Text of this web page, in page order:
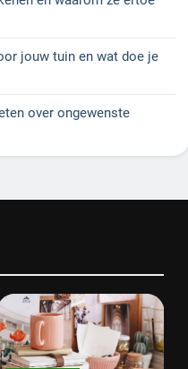
jouw tuin en wat doe je
over ongewenste